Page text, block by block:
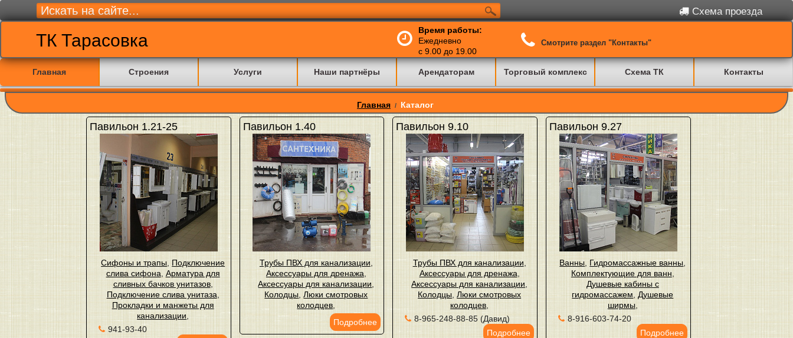
Схема проезда
ТК Тарасовка
Время работы:
Ежедневно
с 9.00 до 19.00
Смотрите раздел "Контакты"
Главная Строения Услуги Наши партнёры Арендаторам Торговый комплекс Схема ТК Контакты
Главная / Каталог
Павильон 1.21-25
Сифоны и трапы Подключение
слива сифона Арматура для
сливных бачков унитазов,
Подключение слива унитаза
Прокладки и манжеты для
канализации
941-93-40
Павильон 1.40
Трубы ПВХ для канализации
Аксессуары для дренажа
Аксессуары для канализации
Колодцы ,Люки смотровых
колодцев
Подробнее
Павильон 9.10
Трубы ПВХ для канализации
Аксессуары для дренажа
Аксессуары для канализации
Колодцы ,Люки смотровых
колодцев
8-965-248-88-85 (Давид)
Подробнее
Павильон 9.27
Ванны Гидромассажные ванны
Комплектующие для ванн
Душевые кабины с
гидромассажем
Душевые
ширмы,
8-916-603-74-20
Подробнее